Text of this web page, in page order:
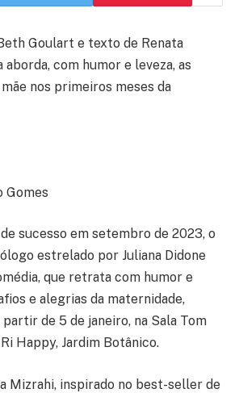
Goulart e texto de Renata
aborda, com humor e leveza, as
nos primeiros meses da
Gomes
sucesso em setembro de 2023, o
estrelado por Juliana Didone
que retrata com humor e
e alegrias da maternidade,
de 5 de janeiro, na Sala Tom
Happy, Jardim Botânico.
Mizrahi, inspirado no best-seller de